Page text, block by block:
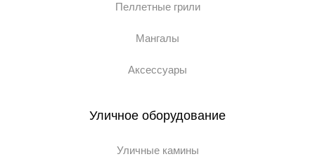
Пеллетные грили
Мангалы
Аксессуары
Уличное оборудование
Уличные камины